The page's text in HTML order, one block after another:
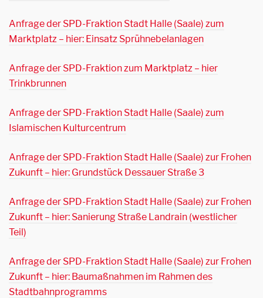
Anfrage der SPD-Fraktion Stadt Halle (Saale) zum
Marktplatz – hier: Einsatz Sprühnebelanlagen
Anfrage der SPD-Fraktion zum Marktplatz – hier
Trinkbrunnen
Anfrage der SPD-Fraktion Stadt Halle (Saale) zum
Islamischen Kulturcentrum
Anfrage der SPD-Fraktion Stadt Halle (Saale) zur Frohen
Zukunft – hier: Grundstück Dessauer Straße 3
Anfrage der SPD-Fraktion Stadt Halle (Saale) zur Frohen
Zukunft – hier: Sanierung Straße Landrain (westlicher
Teil)
Anfrage der SPD-Fraktion Stadt Halle (Saale) zur Frohen
Zukunft – hier: Baumaßnahmen im Rahmen des
Stadtbahnprogramms